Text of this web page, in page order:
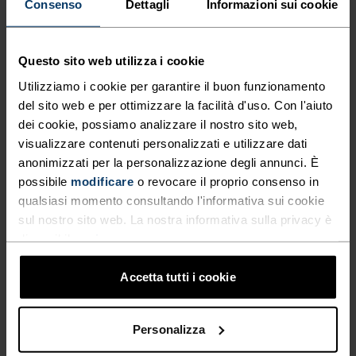
Consenso Dettagli Informazioni sui cookie
Questo sito web utilizza i cookie
Utilizziamo i cookie per garantire il buon funzionamento
del sito web e per ottimizzare la facilità d'uso. Con l'aiuto
dei cookie, possiamo analizzare il nostro sito web,
visualizzare contenuti personalizzati e utilizzare dati
anonimizzati per la personalizzazione degli annunci. È
possibile modificare o revocare il proprio consenso in
qualsiasi momento consultando l'informativa sui cookie
sul nostro sito web. La nostra informativa sulla privacy è
Accetta tutti i cookie
Personalizza
irritazioni anche dopo tanti chilometri.
ventilazione nelle giornate più calde. Il modello 2-
in-1 aggiunge supporto per le lunghe distanze. Le
lunghezze maggiori, invece, offrono più copertura
per il trail running e i terreni più vari.
DONNA UOMO
ACCESSORI
Come proteggerti dal sole e dal caldo.
estive, soprattutto quando l'impegno si allunga o il
sole picchia forte: ti aiutano a correre in sicurezza e
a stare bene a ogni passo.